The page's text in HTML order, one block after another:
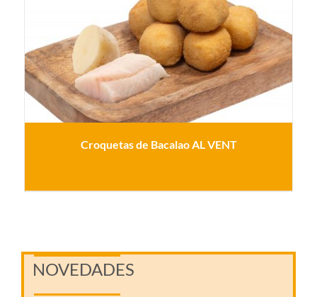
Croquetas de Bacalao AL VENT
NOVEDADES